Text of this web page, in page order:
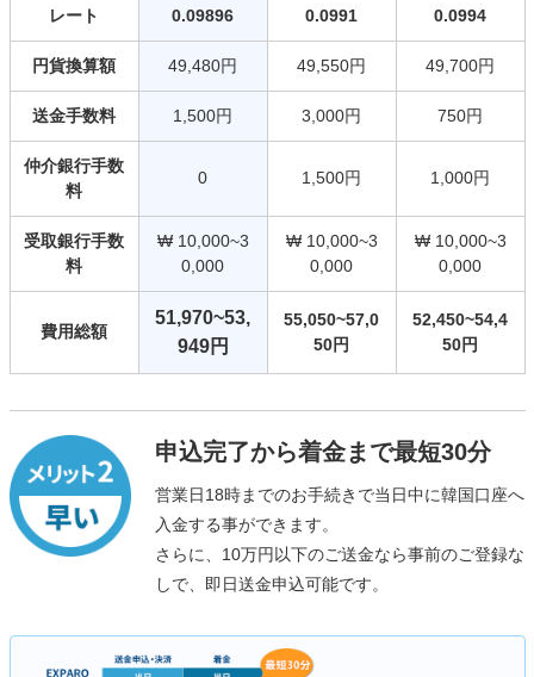
レート 0.09896 0.0991 0.0994
円貨換算額 49,480円 49,550円 49,700円
送金手数料 1,500円 3,000円 750円
仲介銀行手数
料
0 1,500円 1,000円
受取銀行手数
料
₩ 10,000~3
0,000
₩ 10,000~3
0,000
₩ 10,000~3
0,000
費用総額
51,970~53,
949円
55,050~57,0
50円
52,450~54,4
50円
申込完了から着金まで最短30分
営業日18時までのお手続きで当日中に韓国口座へ
入金する事ができます。
さらに、10万円以下のご送金なら事前のご登録な
しで、即日送金申込可能です。